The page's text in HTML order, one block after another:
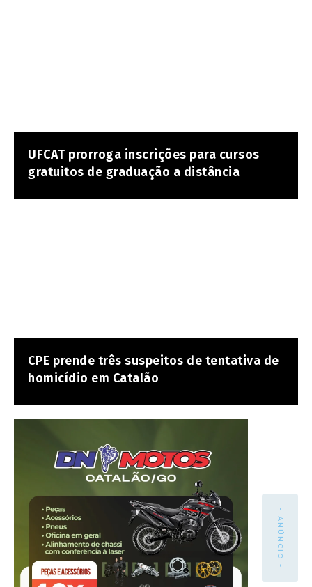
UFCAT prorroga inscrições para cursos
gratuitos de graduação a distância
CPE prende três suspeitos de tentativa de
homicídio em Catalão
- ANÚNCIO -